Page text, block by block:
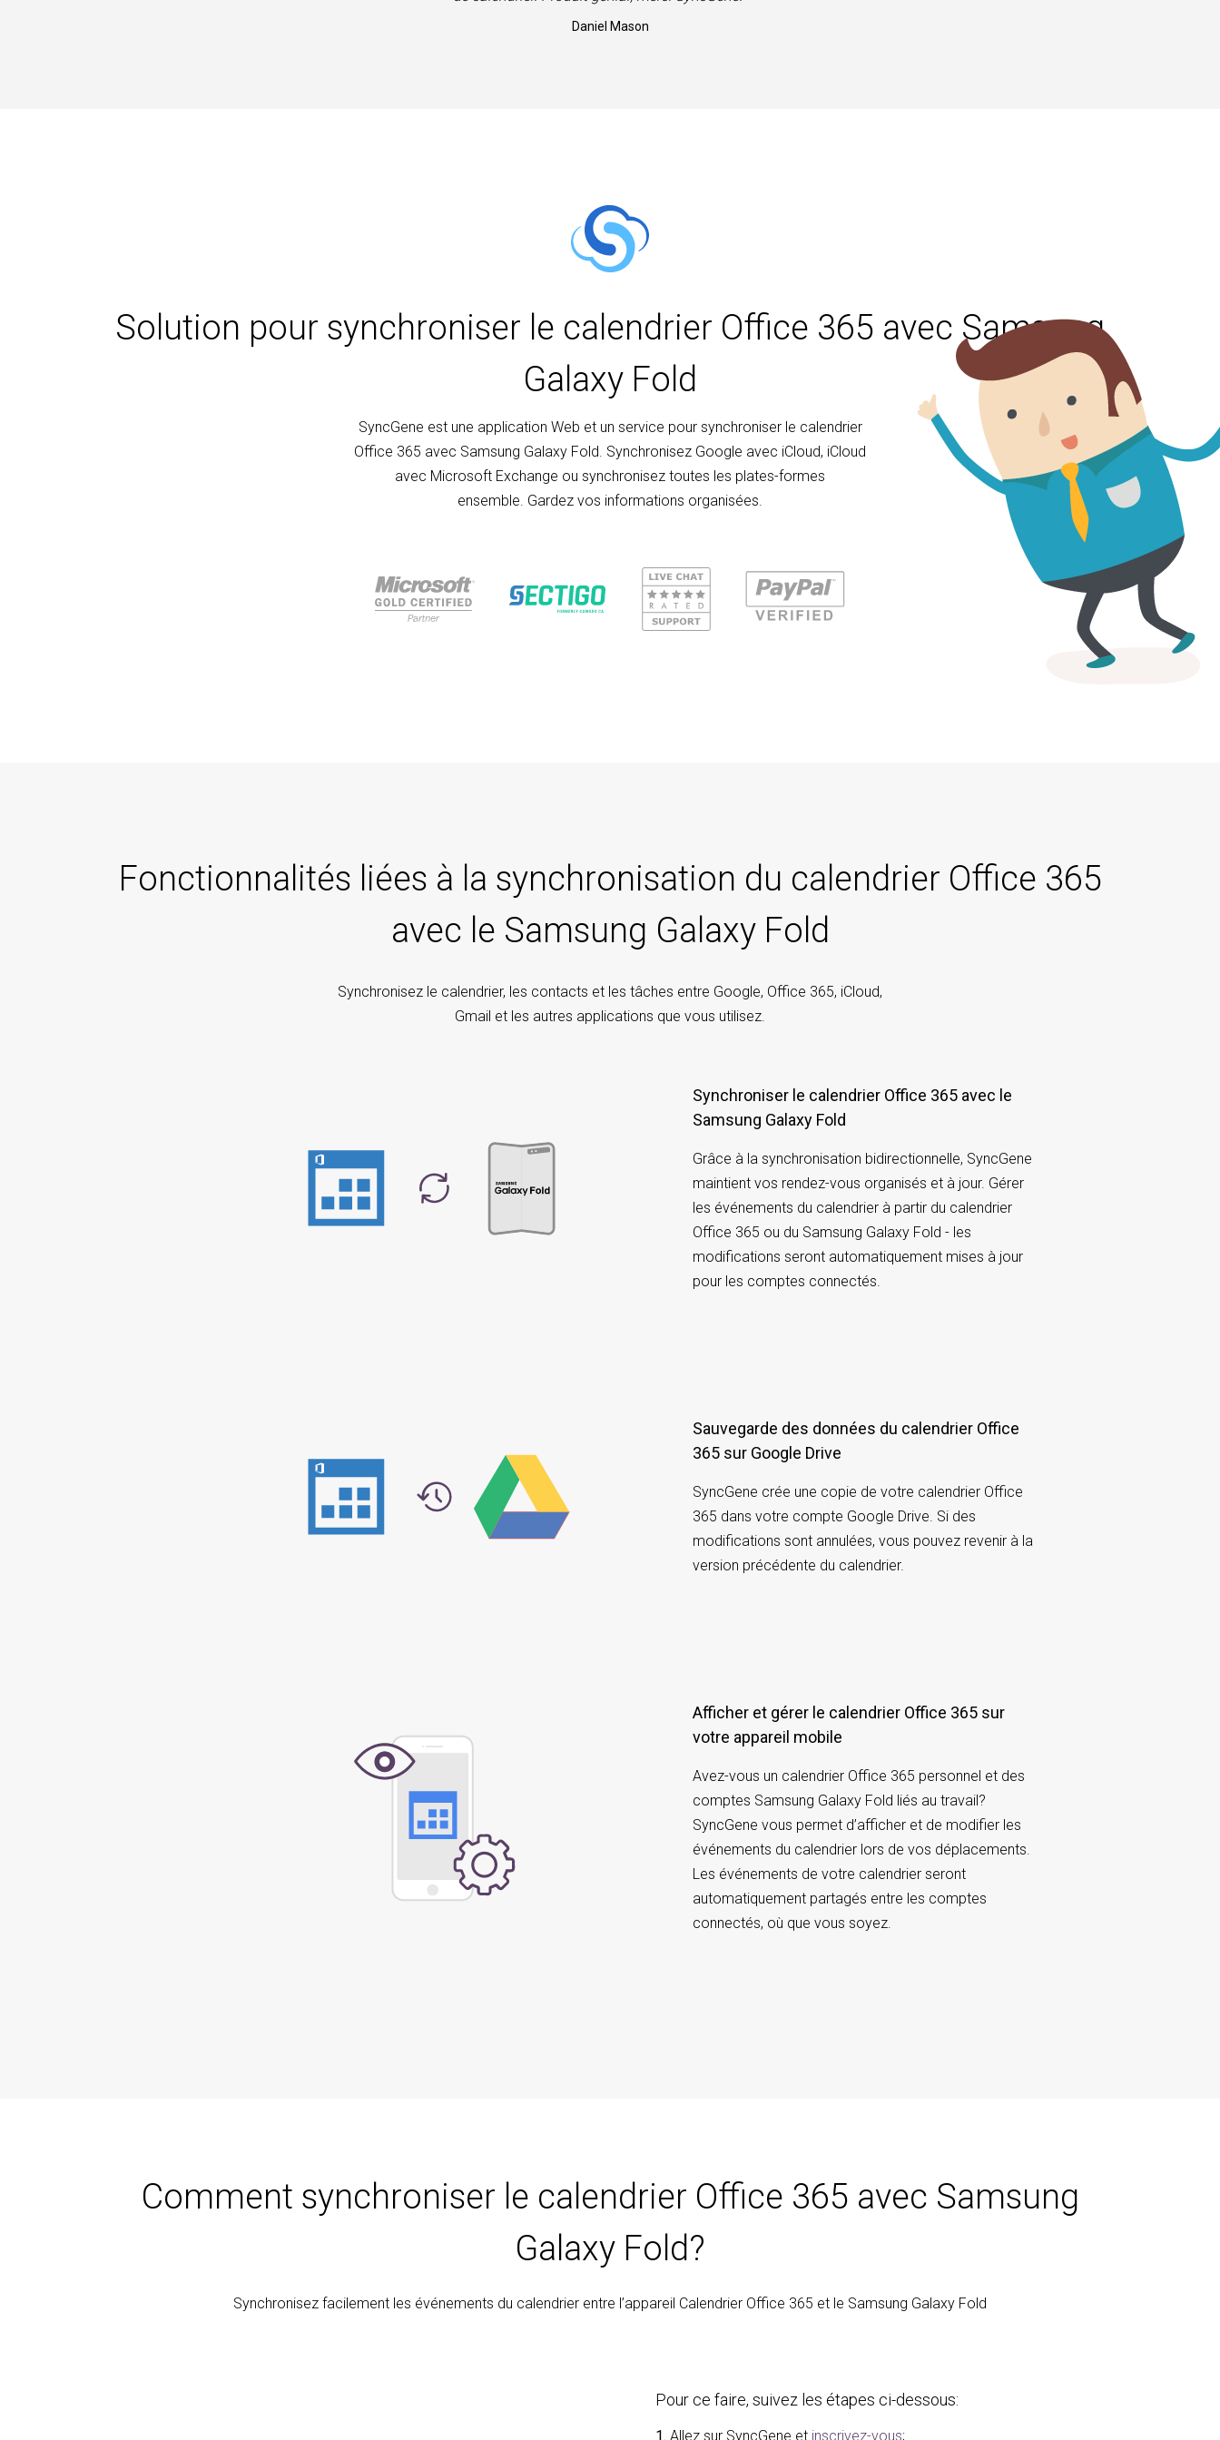
Daniel Mason
Solution pour synchroniser le calendrier Office 365 avec Samsung
Galaxy Fold
SyncGene est une application Web et un service pour synchroniser le calendrier
Office 365 avec Samsung Galaxy Fold. Synchronisez Google avec iCloud, iCloud
avec Microsoft Exchange ou synchronisez toutes les plates-formes
ensemble. Gardez vos informations organisées.
Fonctionnalités liées à la synchronisation du calendrier Office 365
avec le Samsung Galaxy Fold
Synchronisez le calendrier, les contacts et les tâches entre Google, Office 365, iCloud,
Gmail et les autres applications que vous utilisez.
Synchroniser le calendrier Office 365 avec le
Samsung Galaxy Fold
Grâce à la synchronisation bidirectionnelle, SyncGene
maintient vos rendez-vous organisés et à jour. Gérer
les événements du calendrier à partir du calendrier
Office 365 ou du Samsung Galaxy Fold - les
modifications seront automatiquement mises à jour
pour les comptes connectés.
Sauvegarde des données du calendrier Office
365 sur Google Drive
SyncGene crée une copie de votre calendrier Office
365 dans votre compte Google Drive. Si des
modifications sont annulées, vous pouvez revenir à la
version précédente du calendrier.
Afficher et gérer le calendrier Office 365 sur
votre appareil mobile
Avez-vous un calendrier Office 365 personnel et des
comptes Samsung Galaxy Fold liés au travail?
SyncGene vous permet d’afficher et de modifier les
événements du calendrier lors de vos déplacements.
Les événements de votre calendrier seront
automatiquement partagés entre les comptes
connectés, où que vous soyez.
Comment synchroniser le calendrier Office 365 avec Samsung
Galaxy Fold?
Synchronisez facilement les événements du calendrier entre l’appareil Calendrier Office 365 et le Samsung Galaxy Fold
Pour ce faire, suivez les étapes ci-dessous:
1. Allez sur SyncGene et inscrivez-vous;